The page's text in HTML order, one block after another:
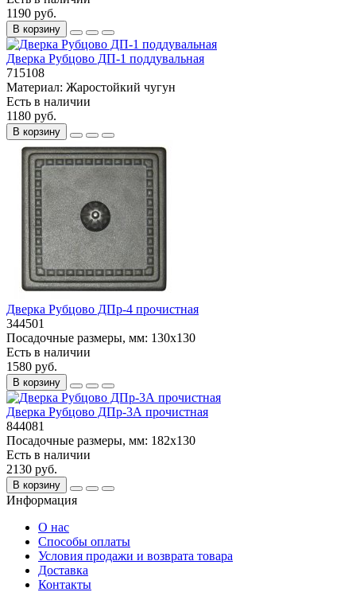
1190 руб.
В корзину
Дверка Рубцово ДП-1 поддувальная
715108
Материал: Жаростойкий чугун
Есть в наличии
1180 руб.
В корзину
Дверка Рубцово ДПр-4 прочистная
344501
Посадочные размеры, мм: 130x130
Есть в наличии
1580 руб.
В корзину
Дверка Рубцово ДПр-3А прочистная
844081
Посадочные размеры, мм: 182х130
Есть в наличии
2130 руб.
В корзину
Информация
О нас
Способы оплаты
Условия продажи и возврата товара
Доставка
Контакты